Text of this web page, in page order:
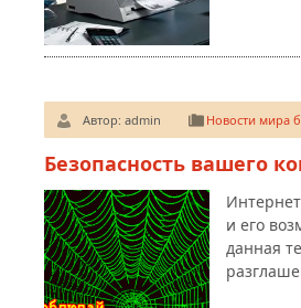
Автор: admin Новости мира
Безопасность вашего
и его
данная